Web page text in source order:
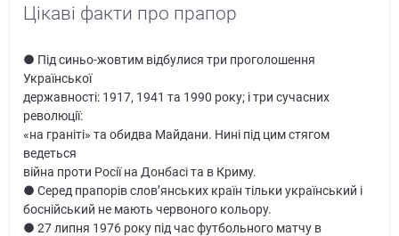
Цікаві факти про прапор
● Під синьо-жовтим відбулися три проголошення
Української
державності: 1917, 1941 та 1990 року; і три сучасних
революції:
«на граніті» та обидва Майдани. Нині під цим стягом
ведеться
війна проти Росії на Донбасі та в Криму.
● Серед прапорів слов’янських країн тільки український і
боснійський не мають червоного кольору.
● 27 липня 1976 року під час футбольного матчу в